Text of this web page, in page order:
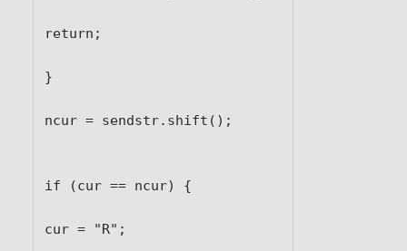
return;
}
ncur = sendstr.shift();
if (cur == ncur) {
cur = "R";